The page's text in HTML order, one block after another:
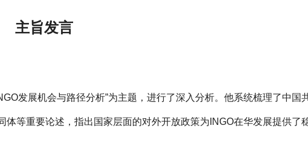
主旨发言
发展机会与路径分析”为主题，进行了深入分析。他系统梳理了中国
等重要论述，指出国家层面的对外开放政策为INGO在华发展提供了